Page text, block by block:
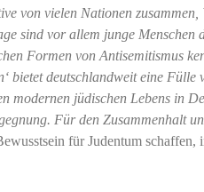
von vielen Nationen
sind vor allem junge Menschen
Formen von Antisemitismus
bietet deutschlandweit eine
modernen jüdischen Lebens in
Für den Zusammenhalt
für Judentum